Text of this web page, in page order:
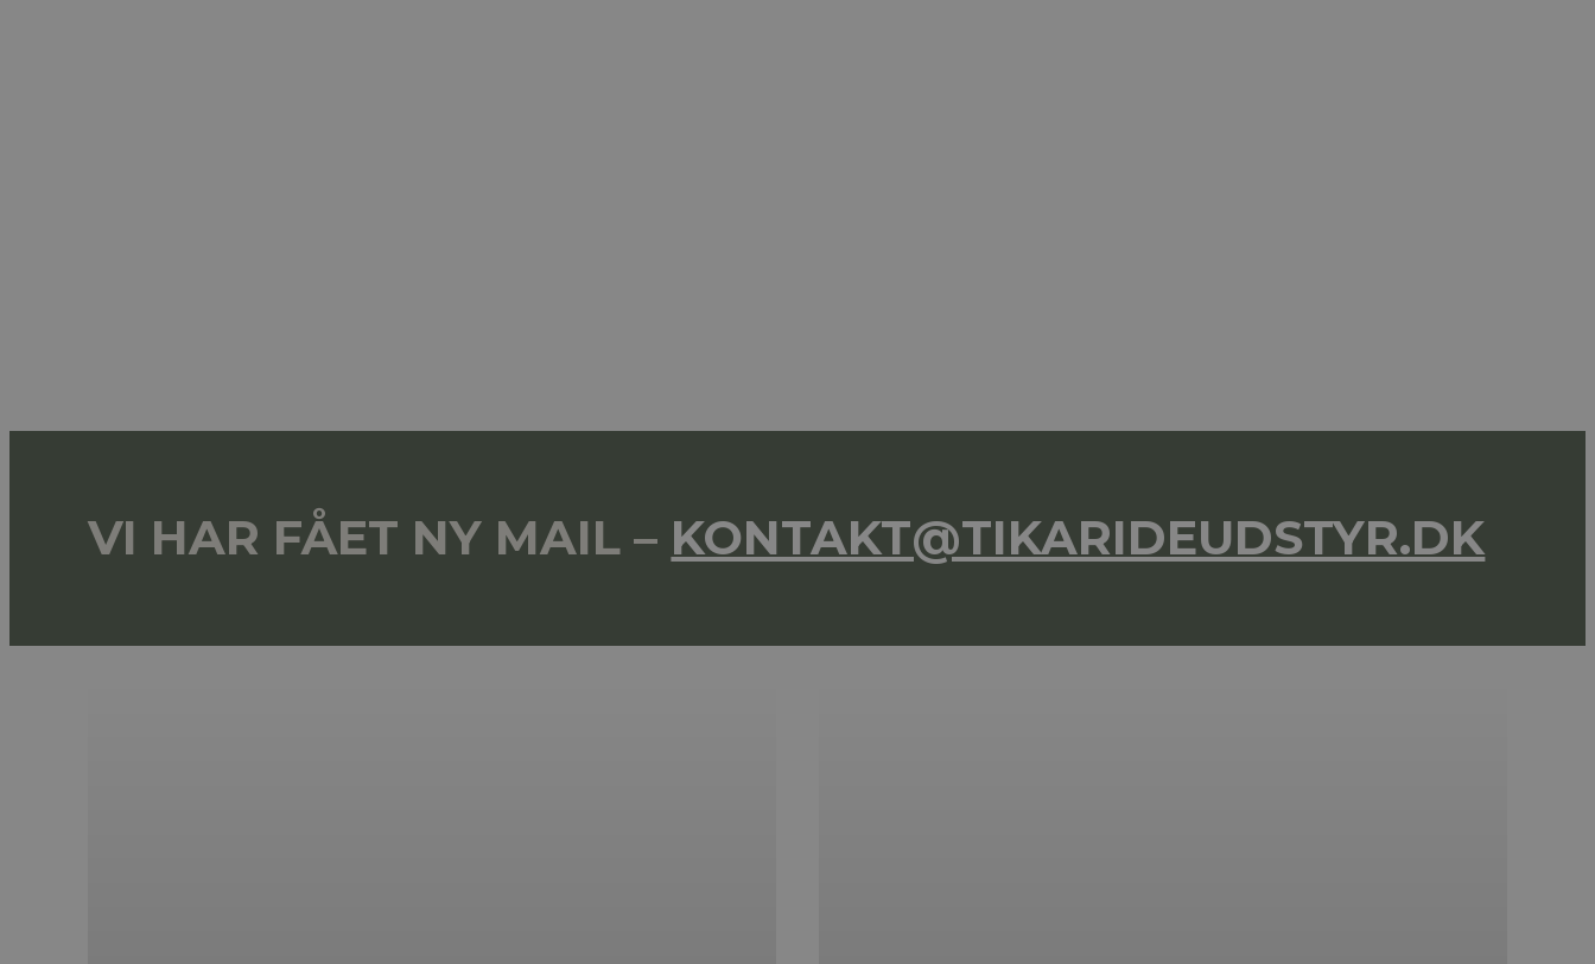
VI HAR FÅET NY MAIL – KONTAKT@TIKARIDEUDSTYR.DK